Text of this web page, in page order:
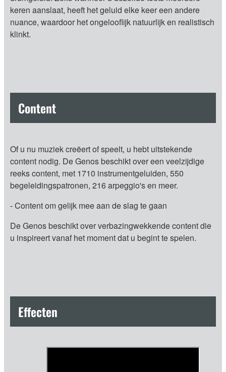
keren aanslaat, heeft het geluid elke keer een andere
nuance, waardoor het ongelooflijk natuurlijk en realistisch
klinkt.
Content
Of u nu muziek creëert of speelt, u hebt uitstekende
content nodig. De Genos beschikt over een veelzijdige
reeks content, met 1710 instrumentgeluiden, 550
begeleidingspatronen, 216 arpeggio's en meer.
- Content om gelijk mee aan de slag te gaan
De Genos beschikt over verbazingwekkende content die
u inspireert vanaf het moment dat u begint te spelen.
Effecten